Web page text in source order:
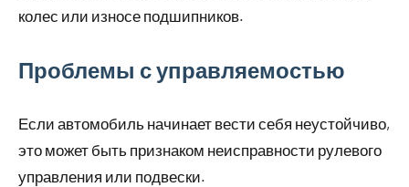
колес или износе подшипников.
Проблемы с управляемостью
Если автомобиль начинает вести себя неустойчиво,
это может быть признаком неисправности рулевого
управления или подвески.